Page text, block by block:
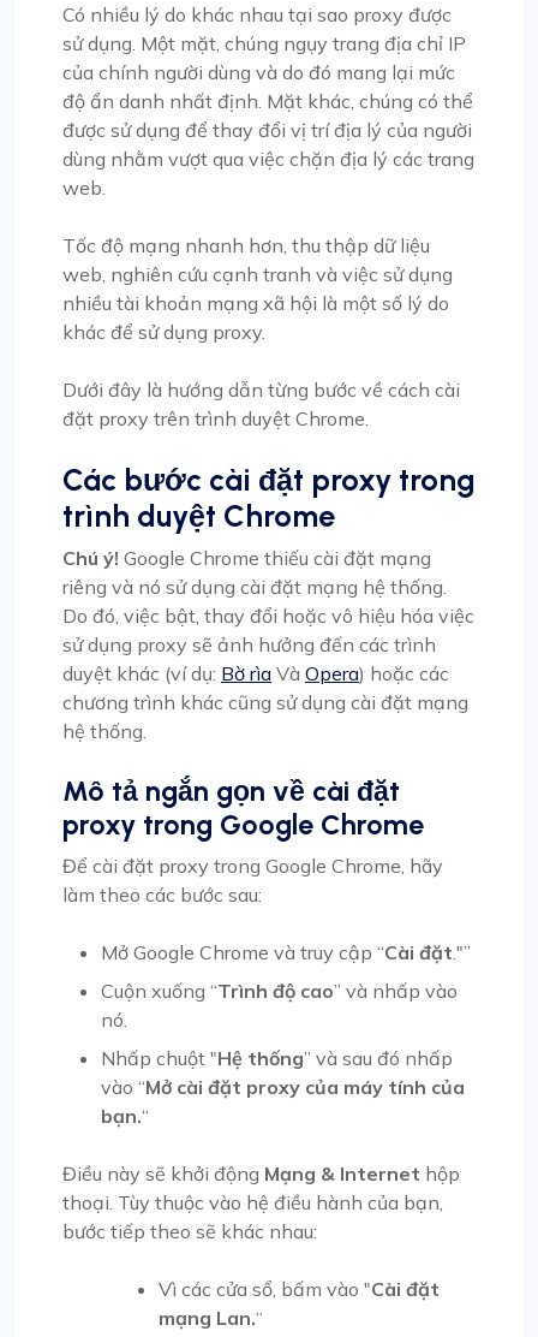
Có nhiều lý do khác nhau tại sao proxy được
sử dụng. Một mặt, chúng ngụy trang địa chỉ IP
của chính người dùng và do đó mang lại mức
độ ẩn danh nhất định. Mặt khác, chúng có thể
được sử dụng để thay đổi vị trí địa lý của người
dùng nhằm vượt qua việc chặn địa lý các trang
web.
Tốc độ mạng nhanh hơn, thu thập dữ liệu
web, nghiên cứu cạnh tranh và việc sử dụng
nhiều tài khoản mạng xã hội là một số lý do
khác để sử dụng proxy.
Dưới đây là hướng dẫn từng bước về cách cài
đặt proxy trên trình duyệt Chrome.
Các bước cài đặt proxy trong
trình duyệt Chrome
Chú ý! Google Chrome thiếu cài đặt mạng
riêng và nó sử dụng cài đặt mạng hệ thống.
Do đó, việc bật, thay đổi hoặc vô hiệu hóa việc
sử dụng proxy sẽ ảnh hưởng đến các trình
duyệt khác (ví dụ: Bờ rìa Và Opera) hoặc các
chương trình khác cũng sử dụng cài đặt mạng
hệ thống.
Mô tả ngắn gọn về cài đặt
proxy trong Google Chrome
Để cài đặt proxy trong Google Chrome, hãy
làm theo các bước sau:
Mở Google Chrome và truy cập “Cài đặt ."”
Cuộn xuống “Trình độ cao” và nhấp vào
nó.
Nhấp chuột "Hệ thống” và sau đó nhấp
vào “Mở cài đặt proxy của máy tính của
bạn.“
Điều này sẽ khởi động Mạng & Internet hộp
thoại. Tùy thuộc vào hệ điều hành của bạn,
bước tiếp theo sẽ khác nhau:
Vì các cửa sổ , bấm vào "Cài đặt
mạng Lan.“